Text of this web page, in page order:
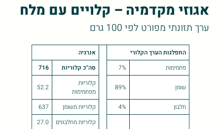
אגוזי מקדמיה – קלויים עם מלח
ערך תזונתי מפורט לפי 100 גרם
התפלגות הערך הקלורי
אנרגיה
פחמימות
7% סה"כ קלוריות 716
שומן 89%
קלוריות
מפחמימות
52.2
חלבון 4% קלוריות משומן
637
קלוריות מחלבונים
27.0